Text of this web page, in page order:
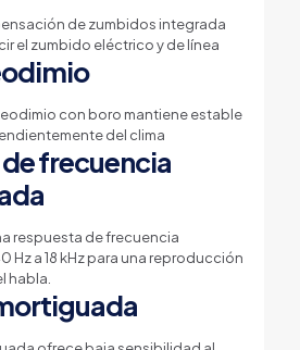
de zumbidos integrada
el zumbido eléctrico y de línea
con boro mantiene estable
del clima
frecuencia
respuesta de frecuencia
Hz a 18 kHz para una reproducción
habla.